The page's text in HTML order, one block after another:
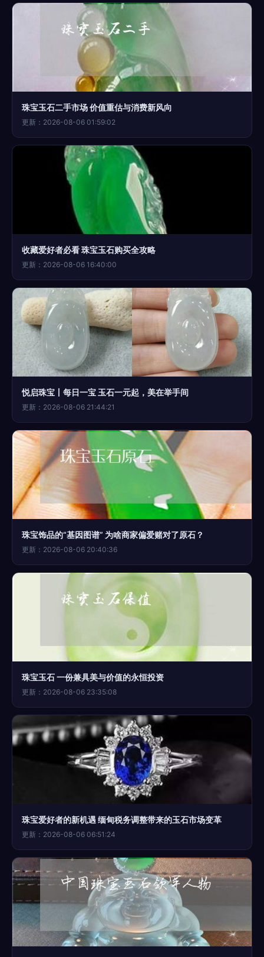
珠宝玉石二手市场 价值重估与消费新风向
更新：2026-08-06 01:59:02
收藏爱好者必看 珠宝玉石购买全攻略
更新：2026-08-06 16:40:00
悦启珠宝丨每日一宝 玉石一元起，美在举手间
更新：2026-08-06 21:44:21
珠宝饰品的“基因图谱” 为啥商家偏爱赌对了原石？
更新：2026-08-06 20:40:36
珠宝玉石 一份兼具美与价值的永恒投资
更新：2026-08-06 23:35:08
珠宝爱好者的新机遇 缅甸税务调整带来的玉石市场变革
更新：2026-08-06 06:51:24